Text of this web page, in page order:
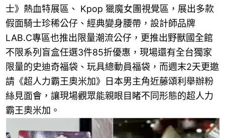
士》熱血特展區、 Kpop 獵魔女團視覺區，展出多款
假面騎士珍稀公仔、經典變身腰帶，設計師品牌
LAB.C專區也推出限量潮流公仔，更推出野獸國全館
不限系列盲盒任選3件85折優惠，現場還有全台獨家
限量的史迪奇福袋、玩具總動員福袋，而週末2天更邀
請《超人力霸王奧米加》日本男主角近藤頌利舉辦粉
絲見面會，讓現場觀眾能親眼目睹不同形態的超人力
霸王奧米加。